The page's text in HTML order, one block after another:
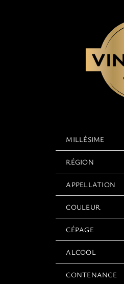
MILLÉSIME
RÉGION
APPELLATION
COULEUR
CÉPAGE
ALCOOL
CONTENANCE